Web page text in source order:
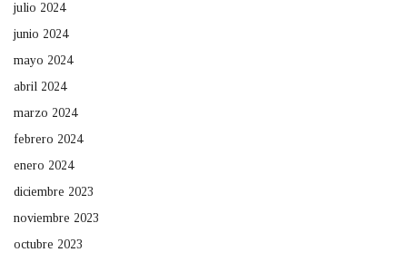
julio 2024
junio 2024
mayo 2024
abril 2024
marzo 2024
febrero 2024
enero 2024
diciembre 2023
noviembre 2023
octubre 2023